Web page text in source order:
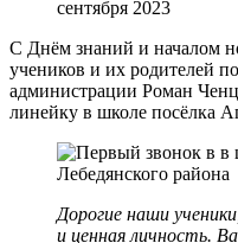
С Днём знаний и началом
учеников и их родителей
администрации Роман
линейку в школе посёлка
Дорогие наши
и ценная личность.